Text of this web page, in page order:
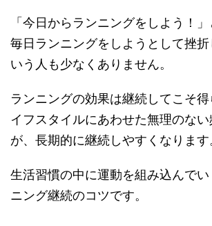
「今日からランニングをしよう！」
毎日ランニングをしようとして挫
いう人も少なくありません。
ランニングの効果は継続してこそ
イフスタイルにあわせた無理のな
が、長期的に継続しやすくなります
生活習慣の中に運動を組み込んで
ニング継続のコツです。